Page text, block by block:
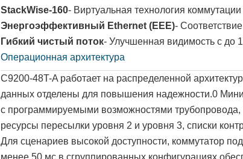
StackWise-160- Виртуальная технология
Энергоэффективный Ethernet (EEE)-
Гибкий чистый поток- Улучшенная видимость с до
Операционная архитектура
C9200-48T-A работает на распределенной
данных отделены для повышения надежности.0
с программируемыми возможностями
ресурсы пересылки уровня 2 и уровня 3, списки
Для сценариев высокой доступности, коммутатор
менее 50 мс в сгруппированных